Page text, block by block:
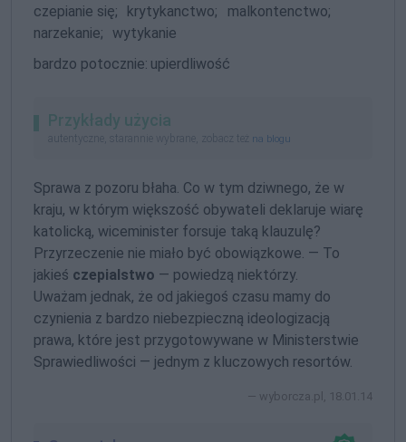
czepianie się; krytykanctwo;
malkontenctwo;
narzekanie; wytykanie
bardzo potocznie: upierdliwość
Przykłady użycia
autentyczne, starannie wybrane, zobacz też na blogu
Sprawa z pozoru błaha. Co w tym dziwnego, że w
kraju, w którym większość obywateli deklaruje wiarę
katolicką, wiceminister forsuje taką klauzulę?
Przyrzeczenie nie miało być obowiązkowe. — To
jakieś czepialstwo — powiedzą niektórzy.
Uważam jednak, że od jakiegoś czasu mamy do
czynienia z bardzo niebezpieczną ideologizacją
prawa, które jest przygotowywane w Ministerstwie
Sprawiedliwości — jednym z kluczowych resortów.
wyborcza.pl, 18.01.14